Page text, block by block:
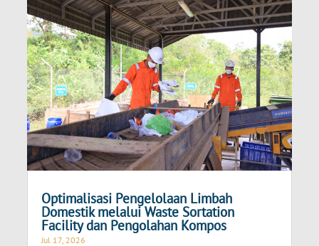
Optimalisasi Pengelolaan Limbah
Domestik melalui Waste Sortation
Facility dan Pengolahan Kompos
Jul 17, 2026